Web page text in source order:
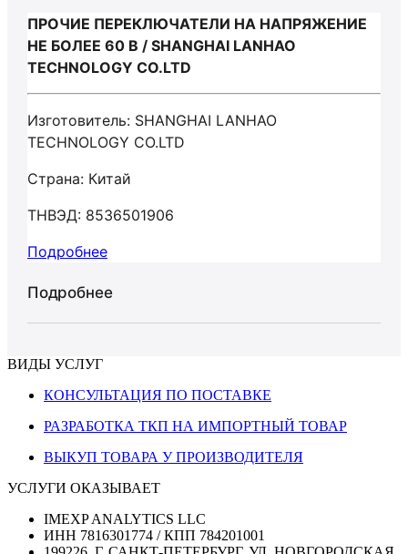
ПРОЧИЕ ПЕРЕКЛЮЧАТЕЛИ НА НАПРЯЖЕНИЕ
НЕ БОЛЕЕ 60 В / SHANGHAI LANHAO
TECHNOLOGY CO.LTD
Изготовитель: SHANGHAI LANHAO
TECHNOLOGY CO.LTD
Страна: Китай
ТНВЭД: 8536501906
Подробнее
Подробнее
ВИДЫ УСЛУГ
КОНСУЛЬТАЦИЯ ПО ПОСТАВКЕ
РАЗРАБОТКА ТКП НА ИМПОРТНЫЙ ТОВАР
ВЫКУП ТОВАРА У ПРОИЗВОДИТЕЛЯ
УСЛУГИ ОКАЗЫВАЕТ
IMEXP ANALYTICS LLC
ИНН 7816301774 / КПП 784201001